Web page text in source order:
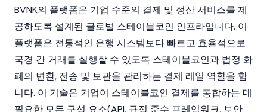
BVNK의 플랫폼은 기업 수준의 결제 및 정산 서비스를 제
공하도록 설계된 글로벌 스테이블코인 인프라입니다. 이
플랫폼은 전통적인 은행 시스템보다 빠르고 효율적으로
국경 간 거래를 실행할 수 있도록 스테이블코인과 법정 화
폐의 변환, 전송 및 보관을 관리하는 결제 레일 역할을 합
니다. 이 기술은 기업이 스테이블코인 결제를 통합하는 데
필요한 모든 구성 요소(API, 규정 준수 프레임워크, 보안